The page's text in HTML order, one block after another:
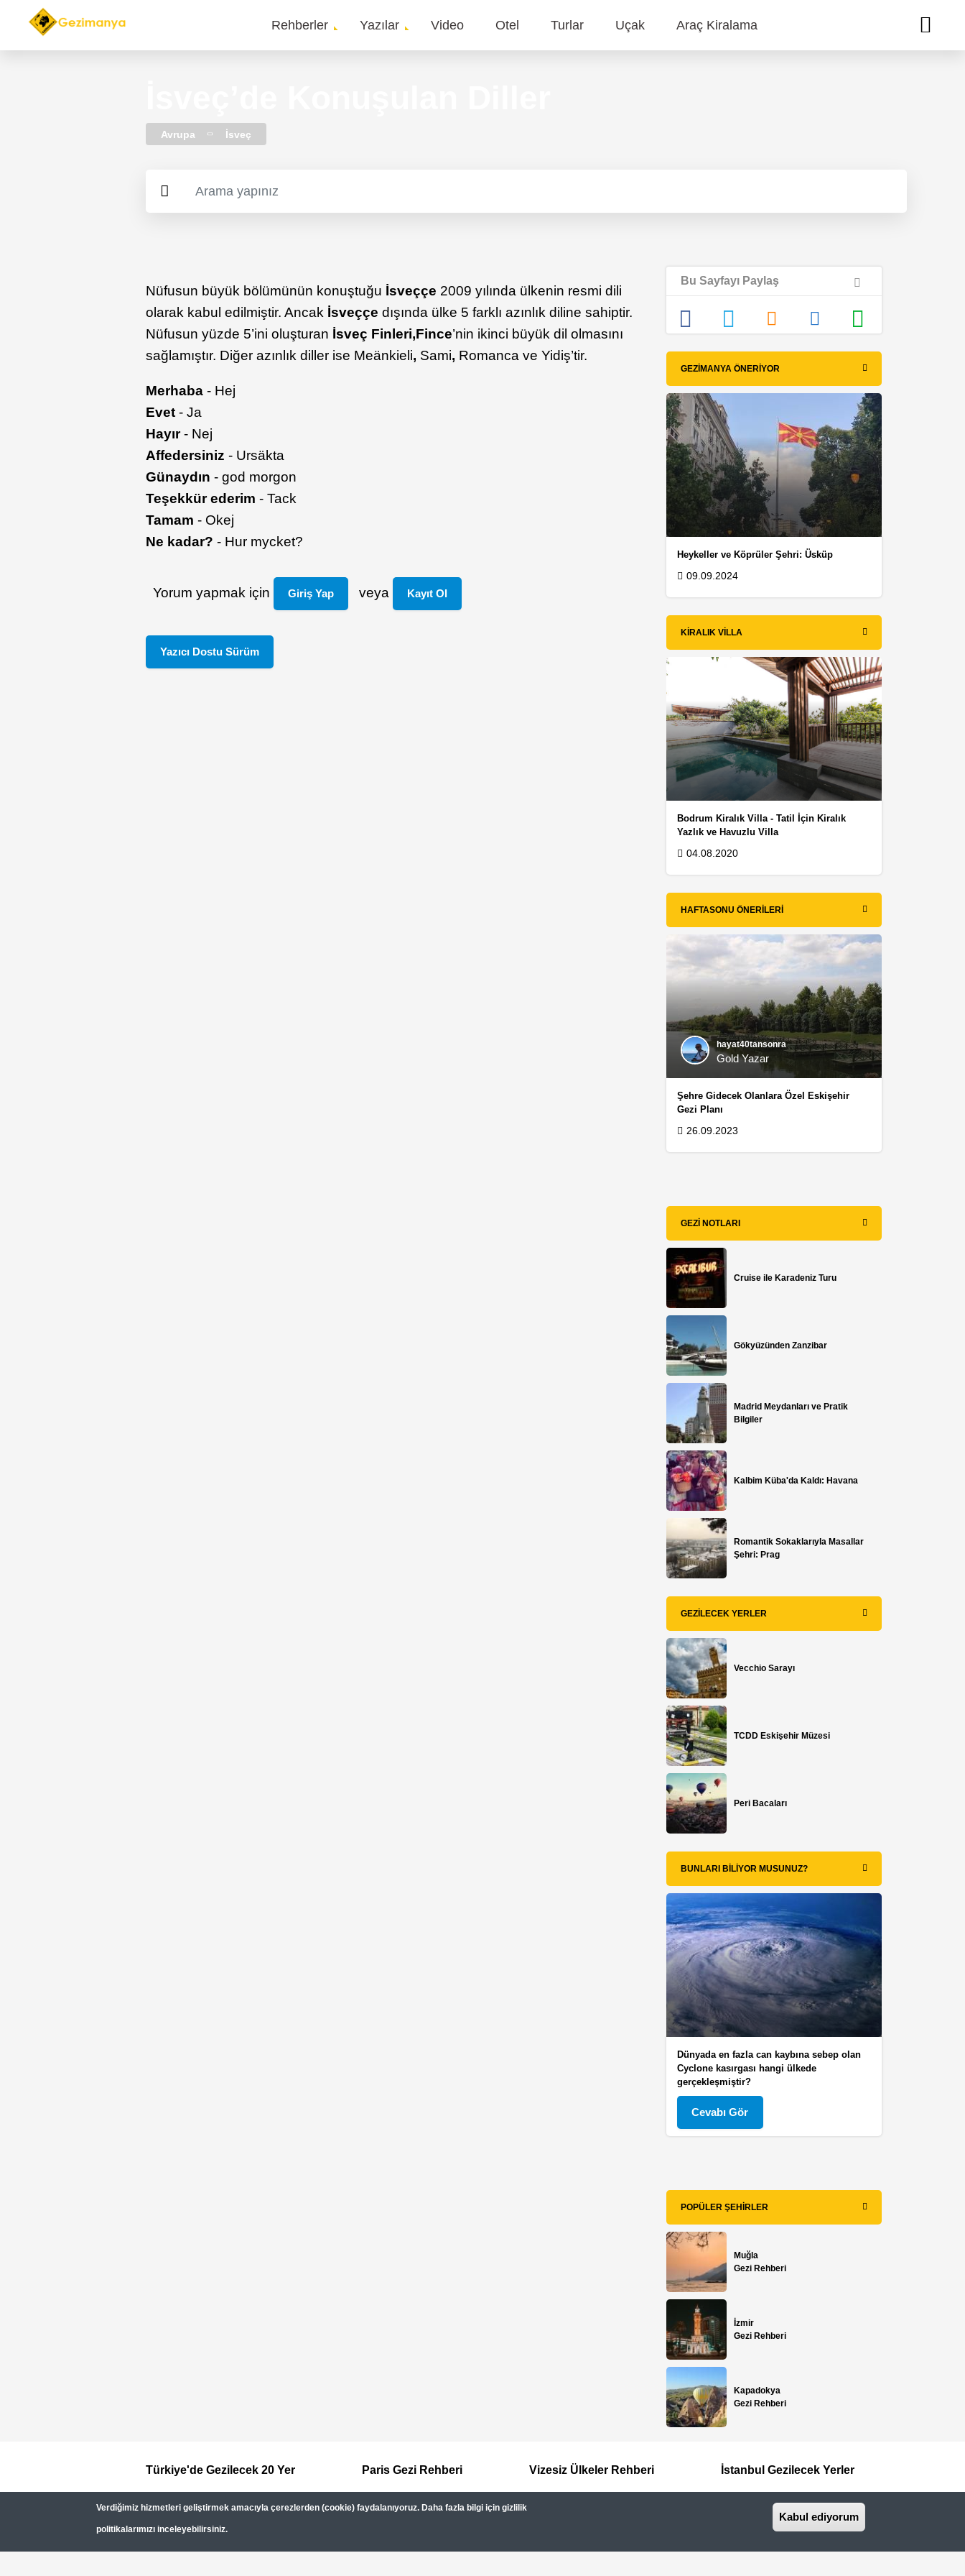
Main
Rehberler Yazılar Video Otel Turlar Uçak Araç Kiralama
Avrupa İsveç
Nüfusun büyük bölümünün konuştuğu İsveççe 2009 yılında ülkenin resmi dili
olarak kabul edilmiştir. Ancak İsveççe dışında ülke 5 farklı azınlık diline sahiptir.
Nüfusun yüzde 5’ini oluşturan İsveç Finleri,Fince’nin ikinci büyük dil olmasını
sağlamıştır. Diğer azınlık diller ise Meänkieli, Sami, Romanca ve Yidiş’tir.
Merhaba - Hej
Evet - Ja
Hayır- Nej
Affedersiniz- Ursäkta
Günaydın - god morgon
Teşekkür ederim- Tack
Tamam - Okej
Ne kadar?- Hur mycket?
Yorum yapmak için Giriş Yap veya Kayıt Ol
Yazıcı Dostu Sürüm
Bu Sayfayı Paylaş
GEZIMANYA ÖNERIYOR
Heykeller ve Köprüler Şehri: Üsküp
09.09.2024
KIRALIK VILLA
Bodrum Kiralık Villa - Tatil İçin Kiralık
Yazlık ve Havuzlu Villa
04.08.2020
HAFTASONU ÖNERILERI
hayat40tansonra
Gold Yazar
Şehre Gidecek Olanlara Özel Eskişehir
Gezi Planı
26.09.2023
GEZI NOTLARI
Cruise ile Karadeniz Turu
Gökyüzünden Zanzibar
Madrid Meydanları ve Pratik
Bilgiler
Kalbim Küba'da Kaldı: Havana
Romantik Sokaklarıyla Masallar
Şehri: Prag
GEZILECEK YERLER
Vecchio Sarayı
TCDD Eskişehir Müzesi
Peri Bacaları
BUNLARI BILIYOR MUSUNUZ?
Dünyada en fazla can kaybına sebep olan
Cyclone kasırgası hangi ülkede
gerçekleşmiştir?
Cevabı Gör
POPÜLER ŞEHIRLER
Muğla
Gezi Rehberi
İzmir
Gezi Rehberi
Kapadokya
Gezi Rehberi
Footer
Top
Menu
Türkiye'de Gezilecek 20 Yer Paris Gezi Rehberi Vizesiz Ülkeler Rehberi İstanbul Gezilecek Yerler
DipnotGezimanya Turizm, TÜRSAB'a kayıtlı bir seyahat acentasıdır.
Verdiğimiz hizmetleri geliştirmek amacıyla çerezlerden (cookie) faydalanıyoruz. Daha fazla bilgi için gizlilik
politikalarımızı inceleyebilirsiniz.
Kabul ediyorum